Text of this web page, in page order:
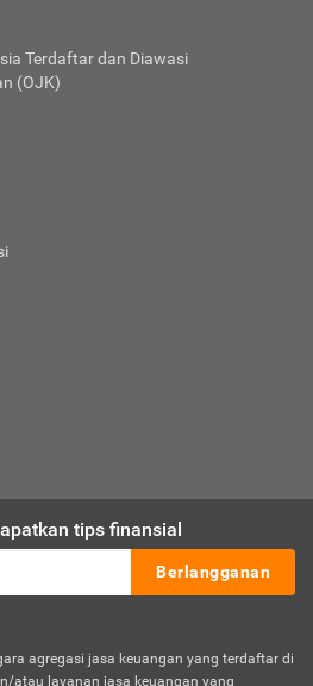
Terdaftar dan Diawasi
(OJK)
tips finansial
Berlangganan
agregasi jasa keuangan yang terdaftar di
atau layanan jasa keuangan yang